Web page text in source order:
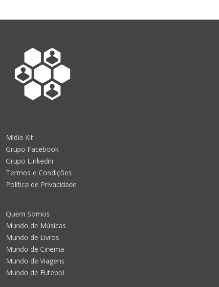
Mídia Kit
Grupo Facebook
Grupo Linkedin
Termos e Condições
Política de Privacidade
Quem Somos
Mundo de Músicas
Mundo de Livros
Mundo de Cinema
Mundo de Viagens
Mundo de Futebol